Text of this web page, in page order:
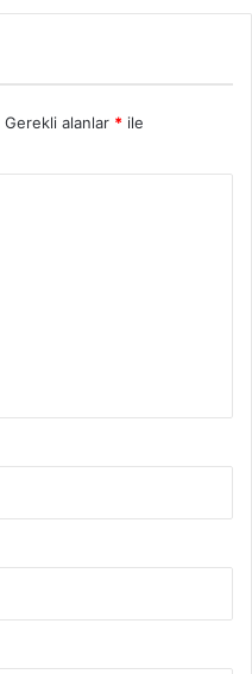
Gerekli alanlar * ile